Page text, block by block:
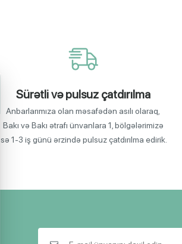
Sürətli və pulsuz çatdırılma
Anbarlarımıza olan məsafədən asılı olaraq,
Bakı və Bakı ətrafı ünvanlara 1, bölgələrimizə
isə 1-3 iş günü ərzində pulsuz çatdırılma edirik.